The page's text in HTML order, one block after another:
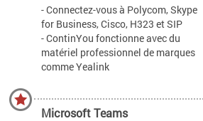
- Connectez-vous à Polycom, Skype
for Business, Cisco, H323 et SIP
- ContinYou fonctionne avec du
matériel professionnel de marques
comme Yealink
Microsoft Teams